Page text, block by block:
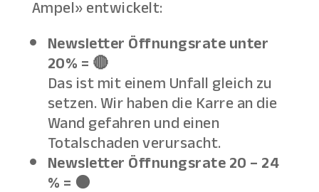
Ampel» entwickelt:
Newsletter Öffnungsrate unter
20% = 🔴
Das ist mit einem Unfall gleich zu
setzen. Wir haben die Karre an die
Wand gefahren und einen
Totalschaden verursacht.
Newsletter Öffnungsrate 20 – 24
% = 🟠